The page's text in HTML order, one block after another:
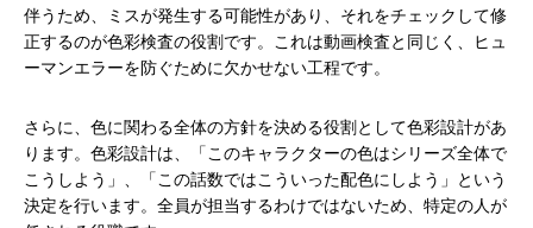
伴うため、ミスが発生する可能性があり、それをチェックして修
正するのが色彩検査の役割です。これは動画検査と同じく、ヒュ
ーマンエラーを防ぐために欠かせない工程です。
さらに、色に関わる全体の方針を決める役割として色彩設計があ
ります。色彩設計は、「このキャラクターの色はシリーズ全体で
こうしよう」、「この話数ではこういった配色にしよう」という
決定を行います。全員が担当するわけではないため、特定の人が